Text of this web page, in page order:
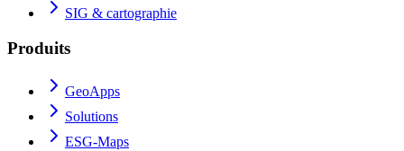
SIG & cartographie
Produits
GeoApps
Solutions
ESG-Maps